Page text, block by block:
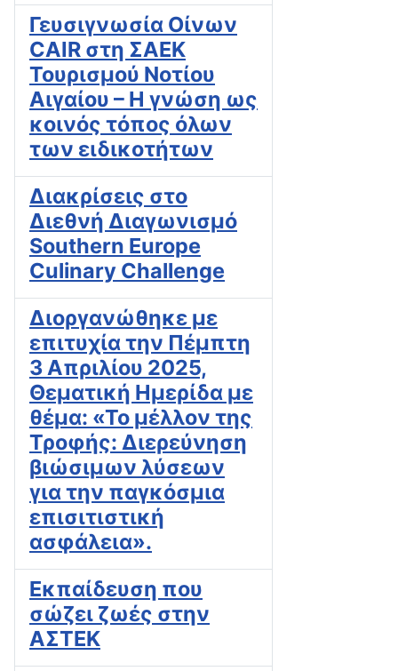
Γευσιγνωσία Οίνων
CAIR στη ΣΑΕΚ
Τουρισμού Νοτίου
Αιγαίου – Η γνώση ως
κοινός τόπος όλων
των ειδικοτήτων
Διακρίσεις στο
Διεθνή Διαγωνισμό
Southern Europe
Culinary Challenge
Διοργανώθηκε με
επιτυχία την Πέμπτη
3 Απριλίου 2025,
Θεματική Ημερίδα με
θέμα: «Το μέλλον της
Τροφής: Διερεύνηση
βιώσιμων λύσεων
για την παγκόσμια
επισιτιστική
ασφάλεια».
Εκπαίδευση που
σώζει ζωές στην
ΑΣΤΕΚ